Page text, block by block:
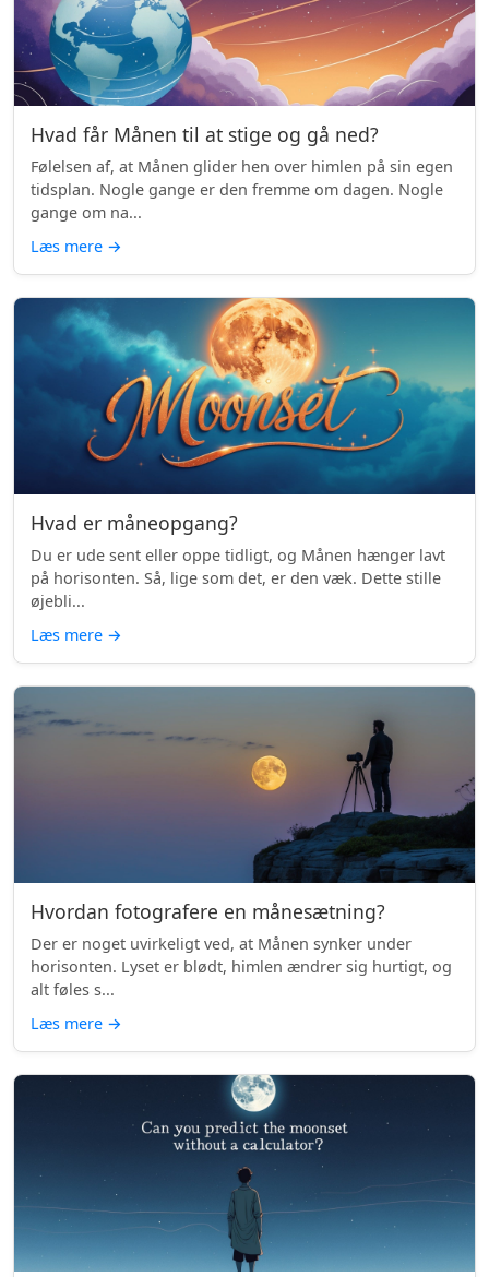
Hvad får Månen til at stige og gå ned?
Følelsen af, at Månen glider hen over himlen på sin egen
tidsplan. Nogle gange er den fremme om dagen. Nogle
gange om na...
Læs mere →
Hvad er måneopgang?
Du er ude sent eller oppe tidligt, og Månen hænger lavt
på horisonten. Så, lige som det, er den væk. Dette stille
øjebli...
Læs mere →
Hvordan fotografere en månesætning?
Der er noget uvirkeligt ved, at Månen synker under
horisonten. Lyset er blødt, himlen ændrer sig hurtigt, og
alt føles s...
Læs mere →